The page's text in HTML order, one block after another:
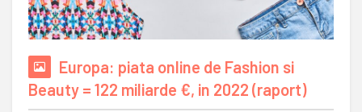
Europa: piata online de Fashion si
Beauty = 122 miliarde €, in 2022 (raport)